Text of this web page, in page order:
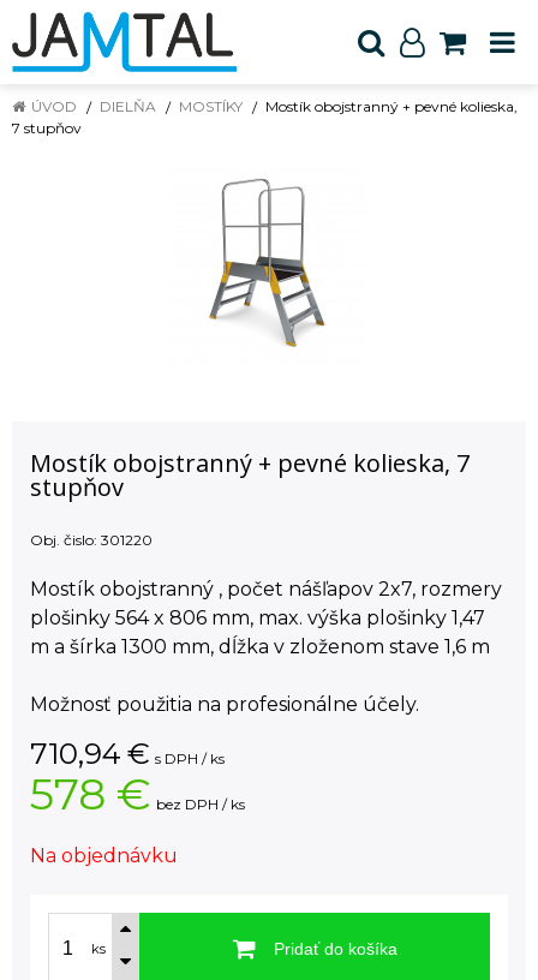
ÚVOD DIELŇA MOSTÍKY
Mostík obojstranný + pevné kolieska,
7 stupňov
Mostík obojstranný + pevné kolieska, 7
stupňov
Obj. čislo: 301220
Mostík obojstranný , počet nášľapov 2x7, rozmery
plošinky 564 x 806 mm, max. výška plošinky 1,47
m a šírka 1300 mm, dĺžka v zloženom stave 1,6 m
Možnosť použitia na profesionálne účely.
710,94 € s DPH / ks
578 € bez DPH / ks
Na objednávku
ks Pridať do košíka